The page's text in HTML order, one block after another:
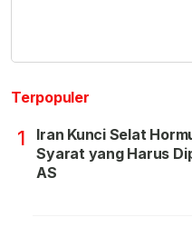
Terpopuler
1
Iran Kunci Selat
Syarat yang Harus
AS